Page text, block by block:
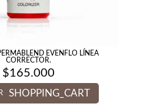
EVENFLO LÍNEA
CORRECTOR.
$165.000
SHOPPING_CART